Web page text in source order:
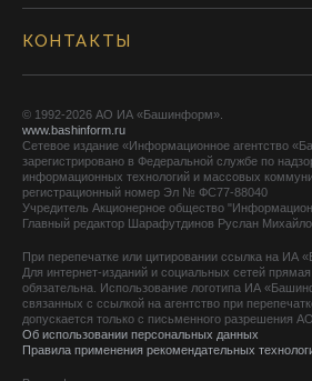
КОНТАКТЫ
© 1992-2026 АО ИА «Башинформ».
www.bashinform.ru
Сетевое издание «Информационное агентство
зарегистрировано в Федеральной службе по
информационных технологий и массовых
регистрационный номер Эл № ФС77-88040
Учредитель Акционерное общество
Главный редактор Шарафутдинов Руслан
При перепечатке или цитировании ссылка на ИА
Для интернет-изданий и социальных сетей
обязательна. Использование логотипа ИА
связанных с ссылкой на агентство при
допускается только с письменного разрешения
Об использовании персональных данных
Правила применения рекомендательных